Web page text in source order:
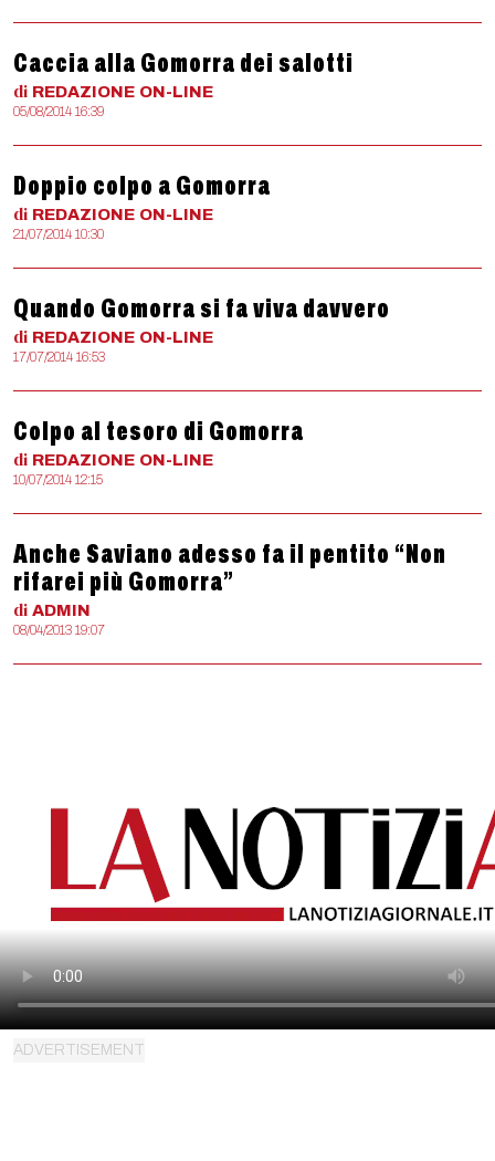
Caccia alla Gomorra dei salotti
di REDAZIONE ON-LINE
05/08/2014 16:39
Doppio colpo a Gomorra
di REDAZIONE ON-LINE
21/07/2014 10:30
Quando Gomorra si fa viva davvero
di REDAZIONE ON-LINE
17/07/2014 16:53
Colpo al tesoro di Gomorra
di REDAZIONE ON-LINE
10/07/2014 12:15
Anche Saviano adesso fa il pentito “Non
rifarei più Gomorra”
di ADMIN
08/04/2013 19:07